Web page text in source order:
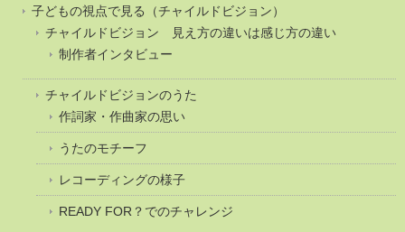
子どもの視点で見る（チャイルドビジョン）
チャイルドビジョン 見え方の違いは感じ方の違い
制作者インタビュー
チャイルドビジョンのうた
作詞家・作曲家の思い
うたのモチーフ
レコーディングの様子
READY FOR？でのチャレンジ